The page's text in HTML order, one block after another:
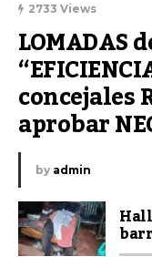
2733 Views
LOMADAS
concejales
aprobar
by admin